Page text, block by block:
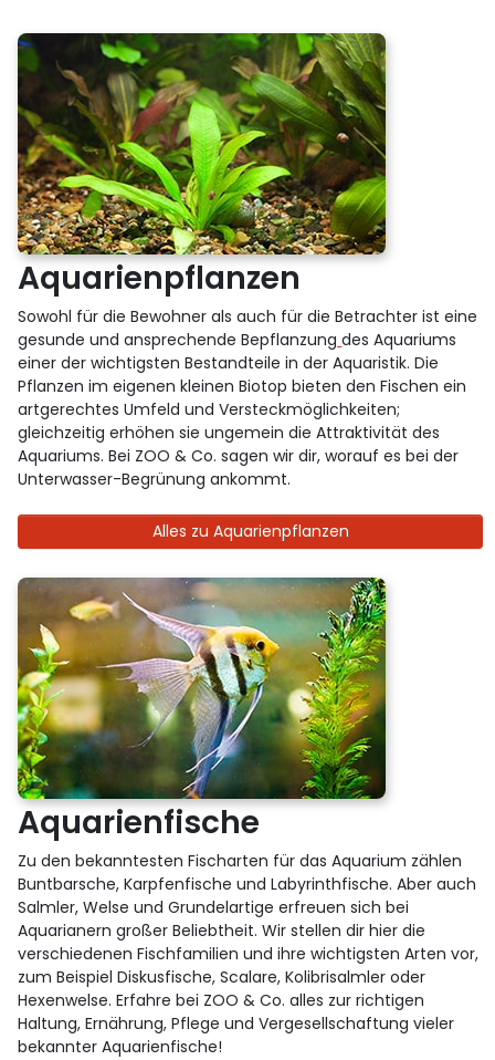
Aquarienpflanzen
Sowohl für die Bewohner als auch für die Betrachter ist eine
gesunde und ansprechende Bepflanzung des Aquariums
einer der wichtigsten Bestandteile in der Aquaristik. Die
Pflanzen im eigenen kleinen Biotop bieten den Fischen ein
artgerechtes Umfeld und Versteckmöglichkeiten;
gleichzeitig erhöhen sie ungemein die Attraktivität des
Aquariums. Bei ZOO & Co. sagen wir dir, worauf es bei der
Unterwasser-Begrünung ankommt.
Alles zu Aquarienpflanzen
Aquarienfische
Zu den bekanntesten Fischarten für das Aquarium zählen
Buntbarsche, Karpfenfische und Labyrinthfische. Aber auch
Salmler, Welse und Grundelartige erfreuen sich bei
Aquarianern großer Beliebtheit. Wir stellen dir hier die
verschiedenen Fischfamilien und ihre wichtigsten Arten vor,
zum Beispiel Diskusfische, Scalare, Kolibrisalmler oder
Hexenwelse. Erfahre bei ZOO & Co. alles zur richtigen
Haltung, Ernährung, Pflege und Vergesellschaftung vieler
bekannter Aquarienfische!